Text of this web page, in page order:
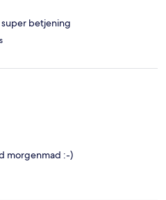
betjening
morgenmad :-)